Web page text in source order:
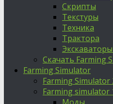
Скрипты
Текстуры
Техника
Трактора
Скачать Farming
Farming Simulator
Farming Simulator
Farming simulator